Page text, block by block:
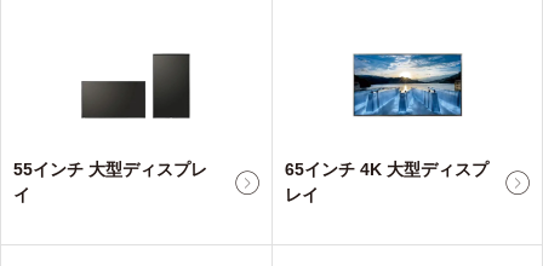
55インチ 大型ディスプレ
イ
65インチ 4K 大型ディスプ
レイ